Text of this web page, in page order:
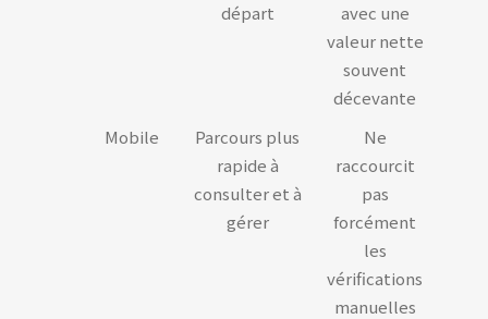
départ
avec une
valeur nette
souvent
décevante
Mobile
Parcours plus
rapide à
consulter et à
gérer
Ne
raccourcit
pas
forcément
les
vérifications
manuelles